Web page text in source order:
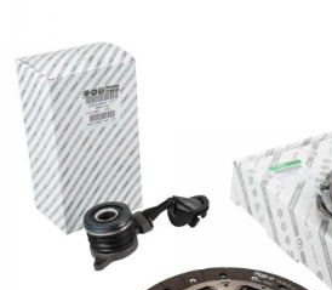
菲亚特原厂杜卡托Ducato